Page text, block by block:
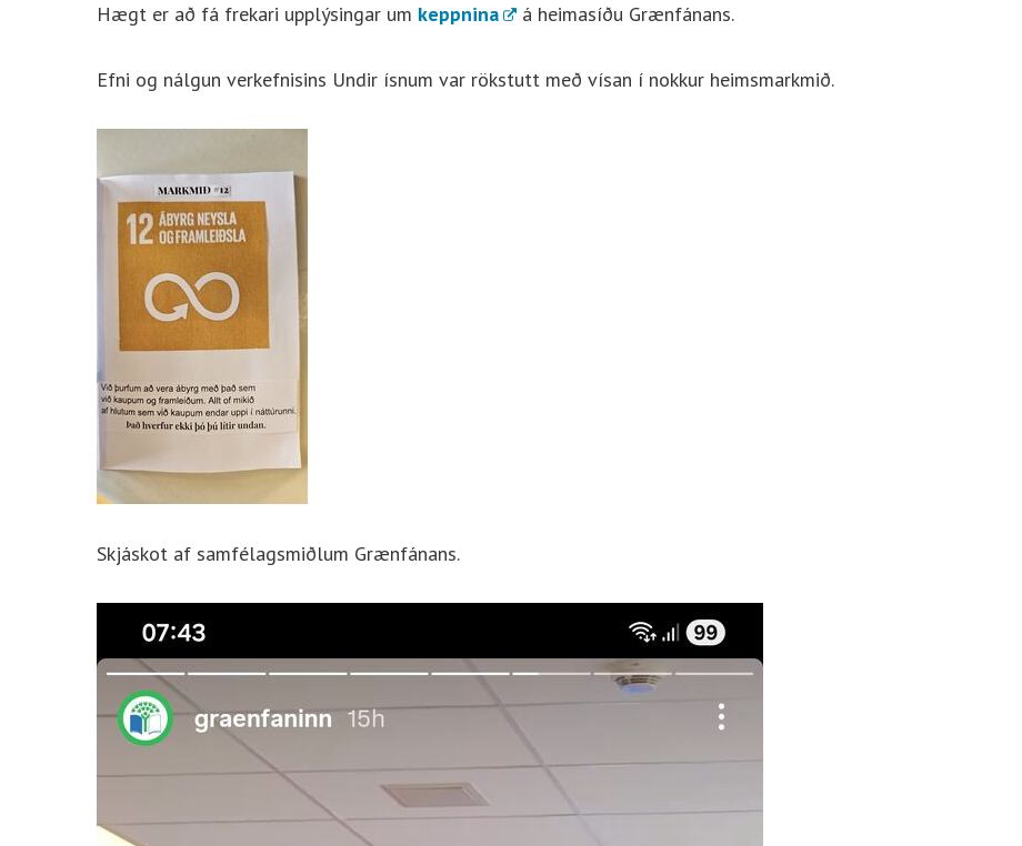
Hægt er að fá frekari upplýsingar um keppnina á heimasíðu Grænfánans.
Efni og nálgun verkefnisins Undir ísnum var rökstutt með vísan í nokkur heimsmarkmið.
Skjáskot af samfélagsmiðlum Grænfánans.